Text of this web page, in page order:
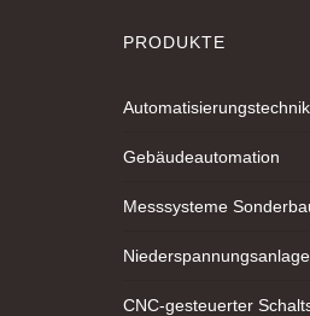
PRODUKTE
Automatisierungstechnik
Gebäudeautomation
Messsysteme
CNC-gesteuerter